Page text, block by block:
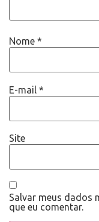
Nome *
E-mail *
Site
Salvar meus dados
que eu comentar.